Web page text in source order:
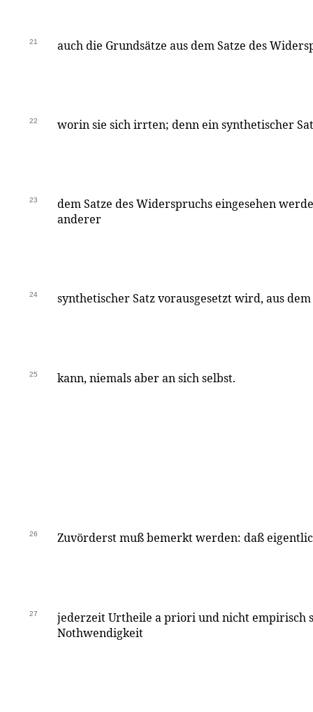
21 auch die Grundsätze aus dem Satze des
22 worin sie sich irrten; denn ein synthetischer
23
dem Satze des Widerspruchs eingesehen
anderer
24 synthetischer Satz vorausgesetzt wird, aus
25 kann, niemals aber an sich selbst.
26 Zuvörderst muß bemerkt werden: daß
27
jederzeit Urtheile a priori und nicht empirisch
Nothwendigkeit